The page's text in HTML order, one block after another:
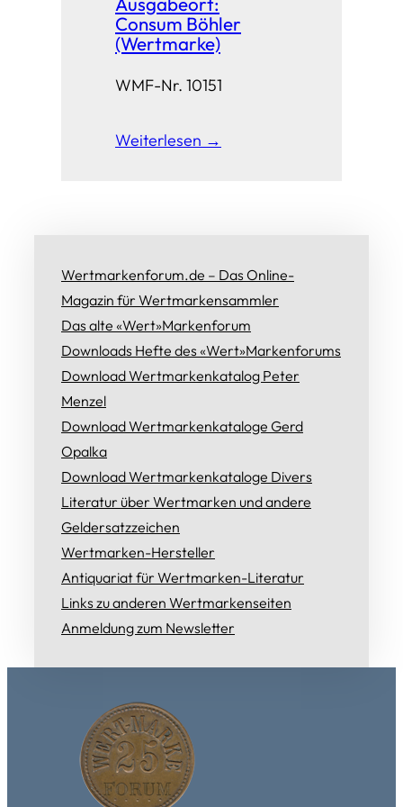
Consum Böhler
(Wertmarke)
WMF-Nr. 10151
Weiterlesen →
Wertmarkenforum.de – Das Online-
Magazin für Wertmarkensammler
Das alte «Wert»Markenforum
Downloads Hefte des «Wert»Markenforums
Download Wertmarkenkatalog Peter
Menzel
Download Wertmarkenkataloge Gerd
Opalka
Download Wertmarkenkataloge Divers
Literatur über Wertmarken und andere
Geldersatzzeichen
Wertmarken-Hersteller
Antiquariat für Wertmarken-Literatur
Links zu anderen Wertmarkenseiten
Anmeldung zum Newsletter